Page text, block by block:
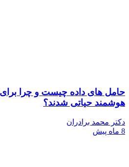
های داده چیست و چرا برای
حیاتی شدند؟
برادران